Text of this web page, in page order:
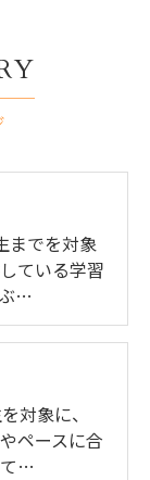
までを対象
ている学習
…
対象に、
ペースに合
て…